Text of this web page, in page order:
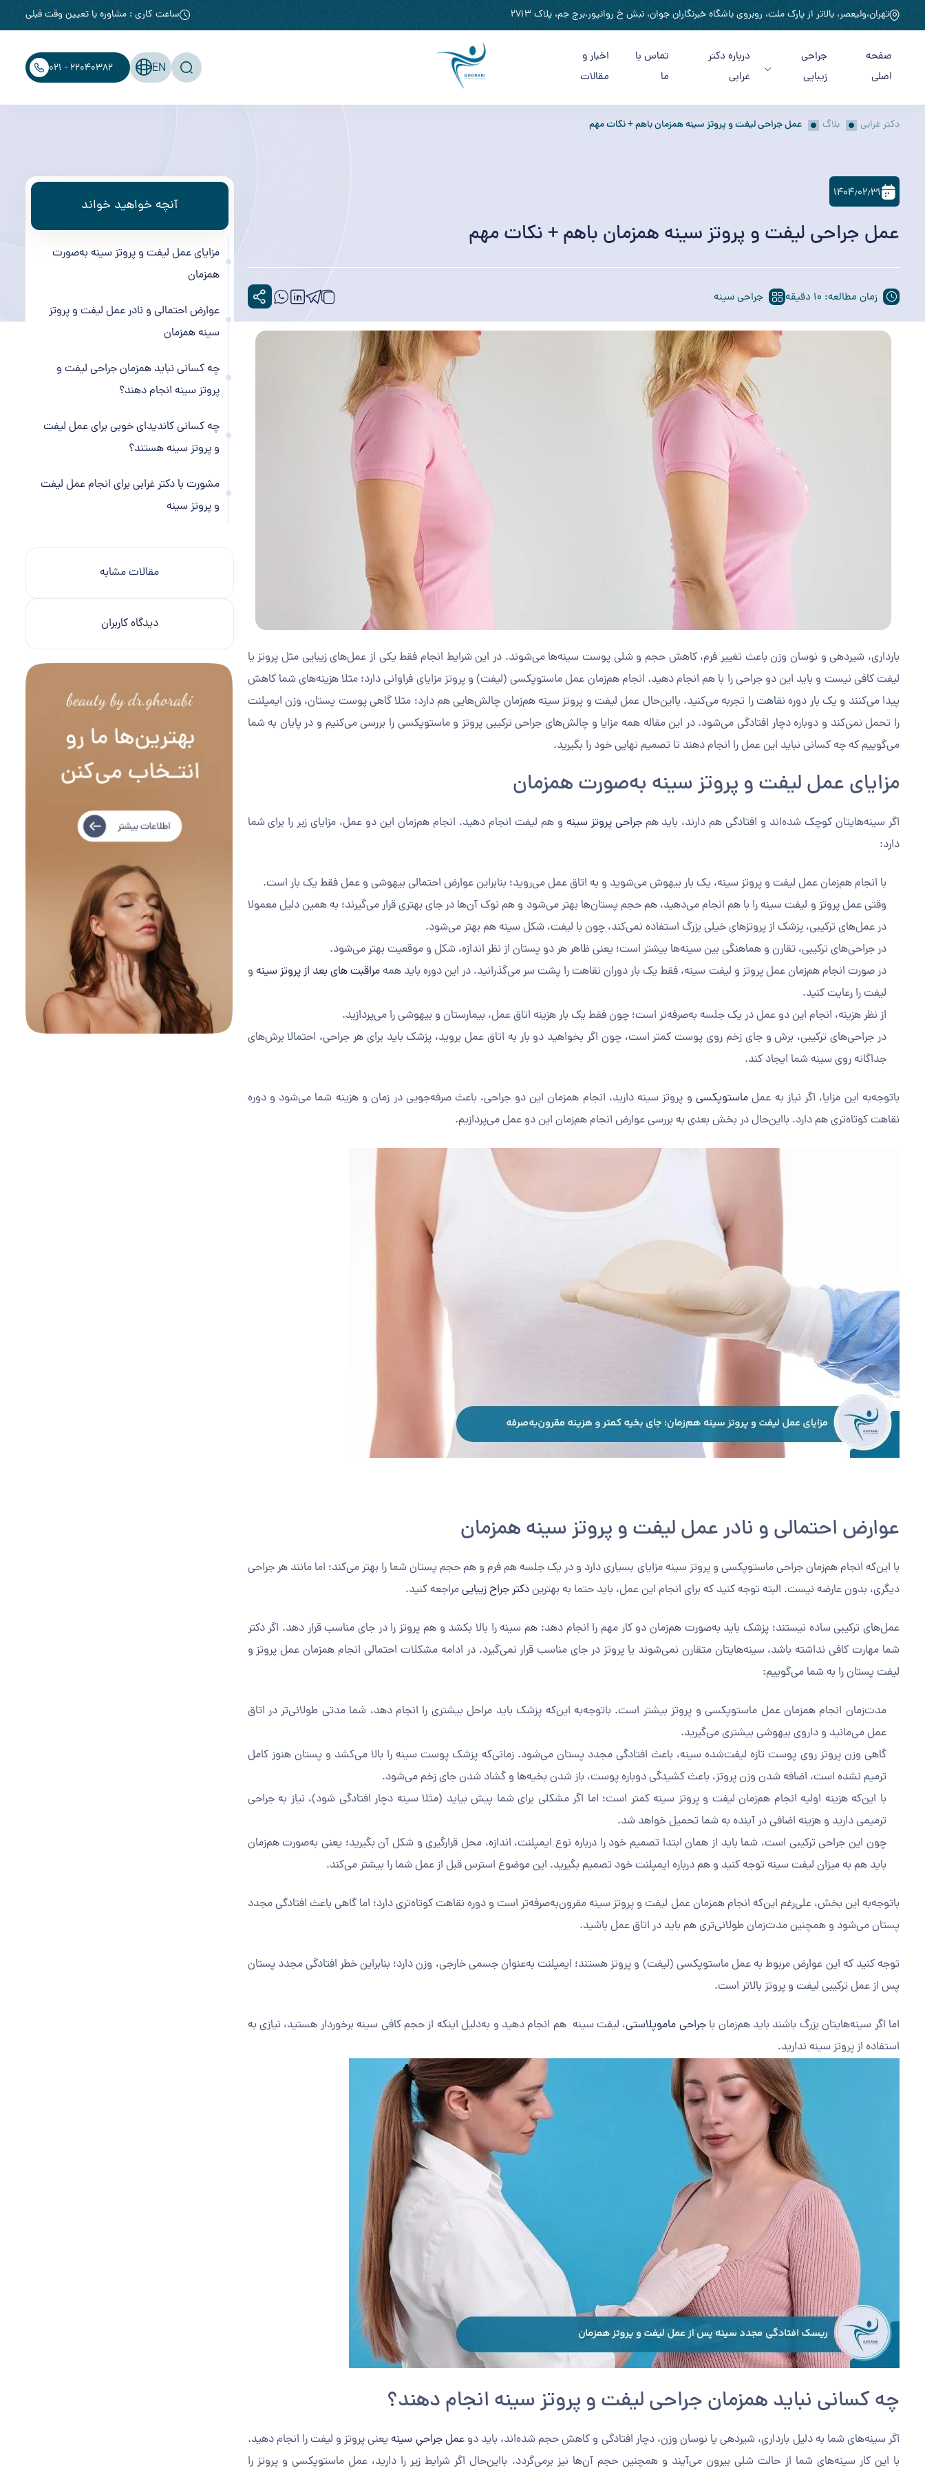
تهران،ولیعصر، بالاتر از پارک ملت، روبروی باشگاه خبرنگاران جوان، نبش خ روانپور،برج جم، پلاک 2713 ساعت کاری : مشاوره با تعیین وقت قبلی
صفحه
اصلی
جراحی
زیبایی
درباره دکتر
غرابی
تماس با
ما
اخبار و
مقالات
EN
021 - 22040382
دکتر غرابی بلاگ عمل جراحی ليفت و پروتز سينه همزمان باهم + نکات مهم
۱۴۰۴٫۰۲٫۳۱
عمل جراحی ليفت و پروتز سينه همزمان باهم + نکات مهم
زمان مطالعه: 10 دقیقه جراحی سینه
بارداری، شیردهی و نوسان وزن باعث تغییر فرم، کاهش حجم و شلی پوست سینه‌ها می‌شوند. در این شرایط انجام فقط یکی از عمل‌های زیبایی مثل پروتز یا
لیفت کافی نیست و باید این دو جراحی را با هم انجام دهید. انجام هم‌زمان عمل ماستوپکسی (لیفت) و پروتز مزایای فراوانی دارد؛ مثلا هزینه‌های شما کاهش
پیدا می‌کنند و یک بار دوره نقاهت را تجربه می‌کنید. با‌این‌حال عمل ليفت و پروتز سينه هم‌زمان چالش‌هایی هم دارد؛ مثلا گاهی پوست پستان، وزن ایمپلنت
را تحمل نمی‌کند و دوباره دچار افتادگی می‌شود. در این مقاله همه مزایا و چالش‌های جراحی ترکیبی پروتز و ماستوپکسی را بررسی می‌کنیم و در پایان به شما
می‌گوییم که چه کسانی نباید این عمل را انجام دهند تا تصمیم نهایی خود را بگیرید.
مزایای عمل لیفت و پروتز سینه به‌صورت همزمان
اگر سینه‌‌هایتان کوچک شده‌اند و افتادگی هم دارند، باید همجراحی پروتز سينه و هم لیفت انجام دهید. انجام هم‌زمان این دو عمل، مزایای زیر را برای شما
دارد:
با انجام هم‌زمان عمل لیفت و پروتز سینه، یک بار بیهوش می‌شوید و به اتاق عمل می‌روید؛ بنابراین عوارض احتمالی بیهوشی و عمل فقط یک بار است.
وقتی عمل پروتز و لیفت سینه را با هم انجام می‌دهید، هم حجم پستان‌ها بهتر می‌شود و هم نوک آن‌ها در جای بهتری قرار می‌گیرند؛ به همین دلیل معمولا
در عمل‌های ترکیبی، پزشک از پروتزهای خیلی بزرگ استفاده نمی‌کند، چون با لیفت، شکل سینه هم بهتر می‌‌شود.
در جراحی‌های ترکیبی، تقارن و هماهنگی بین سینه‌ها بیشتر است؛ یعنی ظاهر هر دو پستان از نظر اندازه، شکل و موقعیت بهتر می‌شود.
در صورت انجام هم‌زمان عمل پروتز و لیفت سینه، فقط یک بار دوران نقاهت را پشت سر می‌گذرانید. در این دوره باید همهمراقبت های بعد از پروتز سینه و
لیفت را رعایت کنید.
از نظر هزینه، انجام این دو عمل در یک جلسه به‌صرفه‌تر است؛ چون فقط یک بار هزینه اتاق عمل، بیمارستان و بیهوشی را می‌پردازید.
در جراحی‌های ترکیبی، برش و جای زخم روی پوست کمتر است، چون اگر بخواهید دو بار به اتاق عمل بروید، پزشک باید برای هر جراحی، احتمالا برش‌های
جداگانه روی سینه شما ایجاد کند.
با‌توجه‌به این مزایا، اگر نیاز به عملماستوپکسی و پروتز سینه دارید، انجام همزمان این دو جراحی، باعث صرفه‌جویی در زمان و هزینه شما می‌شود و دوره
نقاهت کوتاه‌تری هم دارد. با‌این‌حال در بخش بعدی به بررسی عوارض انجام هم‌زمان این دو عمل می‌پردازیم.
عوارض احتمالی و نادر عمل ليفت و پروتز سينه همزمان
با این‌که انجام هم‌زمان جراحی ماستوپکسی و پروتز سینه مزایای بسیاری دارد و در یک جلسه هم فرم و هم حجم پستان شما را بهتر می‌کند؛ اما مانند هر جراحی
دیگری، بدون عارضه نیست. البته توجه کنید که برای انجام این عمل، باید حتما به بهتریندکتر جراح زیباییمراجعه کنید.
عمل‌های ترکیبی ساده نیستند؛ پزشک باید به‌صورت هم‌زمان دو کار مهم را انجام دهد: هم سینه را بالا بکشد و هم پروتز را در جای مناسب قرار دهد. اگر دکتر
شما مهارت کافی نداشته باشد، سینه‌هایتان متقارن نمی‌شوند یا پروتز در جای مناسب قرار نمی‌گیرد. در ادامه مشکلات احتمالی انجام همزمان عمل پروتز و
لیفت پستان را به شما می‌گوییم:
مدت‌زمان انجام همزمان عمل ماستوپکسی و پروتز بیشتر است. باتوجه‌به این‌که پزشک باید مراحل بیشتری را انجام دهد، شما مدتی طولانی‌تر در اتاق
عمل می‌مانید و داروی بیهوشی بیشتری می‌گیرید.
گاهی وزن پروتز روی پوست تازه لیفت‌شده سینه، باعث افتادگی مجدد پستان می‌شود. زمانی‌که پزشک پوست سینه را بالا می‌کشد و پستان هنوز کامل
ترمیم نشده است، اضافه شدن وزن پروتز، باعث کشیدگی دوباره پوست، باز شدن بخیه‌ها و گشاد شدن جای زخم می‌شود.
با این‌که هزینه اولیه انجام هم‌زمان لیفت و پروتز سینه کمتر است؛ اما اگر مشکلی برای شما پیش بیاید (مثلا سینه دچار افتادگی شود)، نیاز به جراحی
ترمیمی دارید و هزینه اضافی در آینده به شما تحمیل خواهد شد.
چون این جراحی ترکیبی است، شما باید از همان ابتدا تصمیم خود را درباره نوع ایمپلنت، اندازه، محل قرارگیری و شکل آن بگیرید؛ یعنی به‌صورت هم‌زمان
باید هم به میزان لیفت سینه توجه کنید و هم درباره ایمپلنت خود تصمیم بگیرید. این موضوع استرس قبل از عمل شما را بیشتر می‌کند.
با‌توجه‌به این بخش، علی‌رغم این‌که انجام همزمان عمل لیفت و پروتز سینه مقرون‌به‌صرفه‌تر است و دوره نقاهت کوتاه‌تری دارد؛ اما گاهی باعث افتادگی مجدد
پستان می‌شود و همچنین مدت‌زمان طولانی‌تری هم باید در اتاق عمل باشید.
توجه کنید که این عوارض مربوط به عمل ماستوپکسی (لیفت) و پروتز هستند؛ ایمپلنت به‌عنوان جسمی خارجی، وزن دارد؛ بنابراین خطر افتادگی مجدد پستان
پس از عمل ترکیبی لیفت و پروتز بالاتر است.
اما اگر سینه‌هایتان بزرگ باشند باید هم‌زمان باجراحی ماموپلاستی، لیفت سینه هم انجام دهید و به‌دلیل اینکه از حجم کافی سینه برخوردار هستید، نیازی به
استفاده از پروتز سینه ندارید.
چه کسانی نباید همزمان جراحی لیفت و پروتز سینه انجام دهند؟
اگر سینه‌های شما به دلیل بارداری، شیردهی یا نوسان وزن، دچار افتادگی و کاهش حجم شده‌اند، باید دوعمل جراحي سينهیعنی پروتز و لیفت را انجام دهید.
با این کار سینه‌های شما از حالت شلی بیرون می‌آیند و همچنین حجم آن‌ها نیز برمی‌گردد. با‌این‌حال اگر شرایط زیر را دارید، عمل ماستوپکسی و پروتز را
آنچه خواهید خواند
مزایای عمل لیفت و پروتز سینه به‌صورت
همزمان
عوارض احتمالی و نادر عمل ليفت و پروتز
سينه همزمان
چه کسانی نباید همزمان جراحی لیفت و
پروتز سینه انجام دهند؟
چه کسانی کاندیدای خوبی برای عمل ليفت
و پروتز سينه هستند؟
مشورت با دکتر غرابی برای انجام عمل ليفت
و پروتز سينه
مقالات مشابه
دیدگاه کاربران